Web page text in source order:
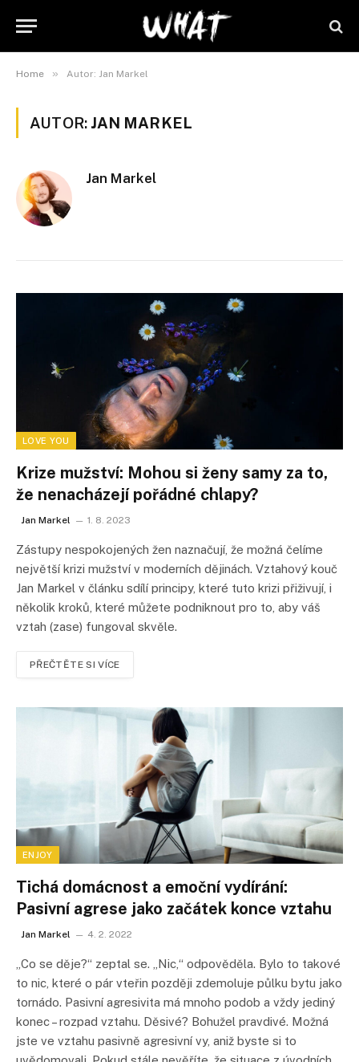
Home » Autor: Jan Markel
AUTOR: JAN MARKEL
Jan Markel
LOVE YOU
Krize mužství: Mohou si ženy samy za to,
že nenacházejí pořádné chlapy?
Jan Markel 1. 8. 2023
Zástupy nespokojených žen naznačují, že možná čelíme
největší krizi mužství v moderních dějinách. Vztahový kouč
Jan Markel v článku sdílí principy, které tuto krizi přiživují, i
několik kroků, které můžete podniknout pro to, aby váš
vztah (zase) fungoval skvěle.
PŘEČTĚTE SI VÍCE
ENJOY
Tichá domácnost a emoční vydírání:
Pasivní agrese jako začátek konce vztahu
Jan Markel 4. 2. 2022
„Co se děje?“ zeptal se. „Nic,“ odpověděla. Bylo to takové
to nic, které o pár vteřin později zdemoluje půlku bytu jako
tornádo. Pasivní agresivita má mnoho podob a vždy jediný
konec – rozpad vztahu. Děsivé? Bohužel pravdivé. Možná
jste ve vztahu pasivně agresivní vy, aniž byste si to